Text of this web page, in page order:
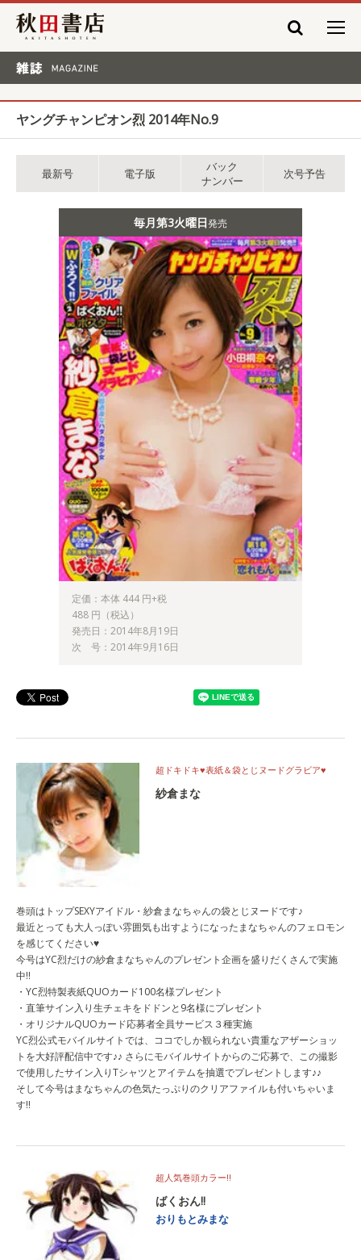
秋田書店
ヤングチャンピオン烈 2014年No.9
最新号 電子版
バック
ナンバー
次号予告
毎月第3火曜日発売
定価：本体 444 円+税
488 円（税込）
発売日：2014年8月19日
次 号：2014年9月16日
超ドキドキ♥表紙＆袋とじヌードグラビア♥
紗倉まな
巻頭はトップSEXYアイドル・紗倉まなちゃんの袋とじヌードです♪
最近とっても大人っぽい雰囲気も出すようになったまなちゃんのフェロモン
を感じてください♥
今号はYC烈だけの紗倉まなちゃんのプレゼント企画を盛りだくさんで実施
中!!
・YC烈特製表紙QUOカード100名様プレゼント
・直筆サイン入り生チェキをドドンと9名様にプレゼント
・オリジナルQUOカード応募者全員サービス３種実施
YC烈公式モバイルサイトでは、ココでしか観られない貴重なアザーショッ
トを大好評配信中です♪♪ さらにモバイルサイトからのご応募で、この撮影
で使用したサイン入りTシャツとアイテムを抽選でプレゼントします♪♪
そして今号はまなちゃんの色気たっぷりのクリアファイルも付いちゃいま
す!!
超人気巻頭カラー!!
ばくおん!!
おりもとみまな